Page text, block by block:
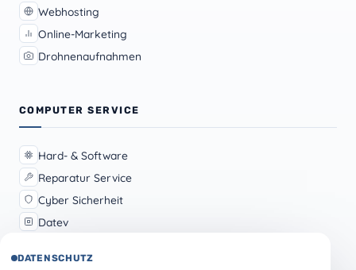
Webhosting
Online-Marketing
Drohnenaufnahmen
COMPUTER SERVICE
Hard- & Software
Reparatur Service
Cyber Sicherheit
Datev
DATENSCHUTZ